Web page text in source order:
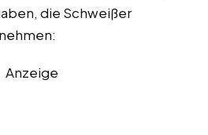
die Schweißer
Anzeige